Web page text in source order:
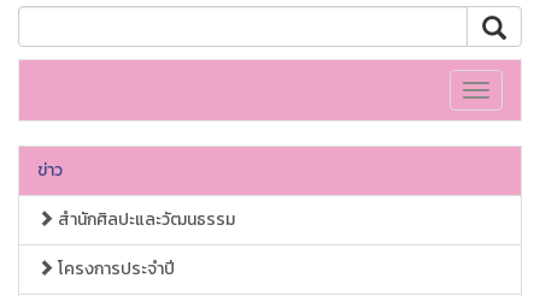
Toggle
ข่าว
สำนักศิลปะและวัฒนธรรม
โครงการประจำปี